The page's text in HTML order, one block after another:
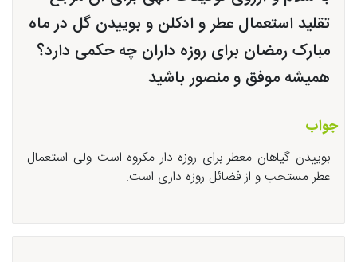
تقلید استعمال عطر و ادکلن و بوییدن گل در ماه
مبارک رمضان برای روزه داران چه حکمی دارد؟
همیشه موفق و منصور باشید
جواب
بوییدن گیاهان معطر برای روزه دار مکروه است ولی استعمال
عطر مستحب و از فضائل روزه داری است.